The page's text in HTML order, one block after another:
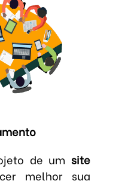
de umsite
melhor sua